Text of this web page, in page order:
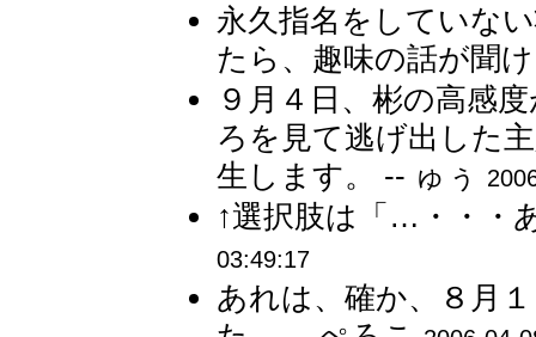
永久指名をしていな
たら、趣味の話が聞
９月４日、彬の高感
ろを見て逃げ出した
生します。 -- ゅぅ
↑選択肢は「…・・・
03:49:17
あれは、確か、８月